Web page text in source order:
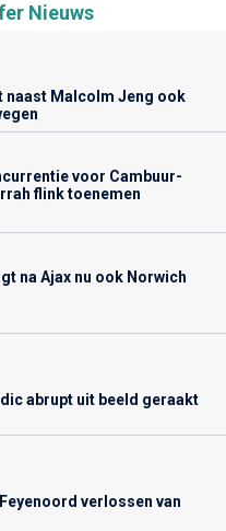
Nieuws
naast Malcolm Jeng ook
voor Cambuur-
flink toenemen
na Ajax nu ook Norwich
abrupt uit beeld geraakt
verlossen van